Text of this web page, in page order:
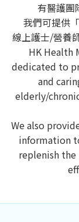
有醫護團
我們可提供
線上護士/營養
HK Health
dedicated to
and
elderly/
We also
information
replenish